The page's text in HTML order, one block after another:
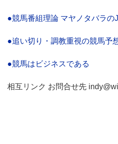
●競馬番組理論 マヤノタバラ
●追い切り・調教重視の競馬予
●競馬はビジネスである
相互リンク お問合せ先